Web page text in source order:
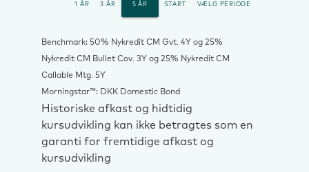
1 ÅR 3 ÅR 5 ÅR START VÆLG PERIODE
Benchmark: 50% Nykredit CM Gvt. 4Y og 25%
Nykredit CM Bullet Cov. 3Y og 25% Nykredit CM
Callable Mtg. 5Y
Morningstar™: DKK Domestic Bond
Historiske afkast og hidtidig
kursudvikling kan ikke betragtes som en
garanti for fremtidige afkast og
kursudvikling